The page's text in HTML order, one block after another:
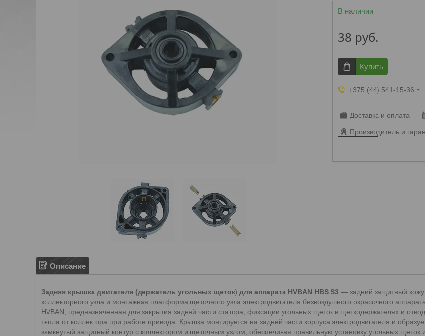
В наличии
38 руб.
Купить
+375 (44) 541-15-36
Доставка и оплата
Производитель и
Описание
Задняя крышка двигателя (держатель угольных щеток) для аппарата HVBAN HBS S3 — задний защитный
коллекторного узла и монтажная платформа щеточного узла электродвигателя безвоздушного окрасочного аппарата
HVBAN, предназначенная для закрытия задней части статора, фиксации угольных щеток в щеткодержателях и
тепла от коллектора при работе привода. Крышка монтируется на задней части корпуса электродвигателя и
замкнутый защитный контур с коллектором и щеточным узлом, обеспечивая правильную установку угольных щеток и